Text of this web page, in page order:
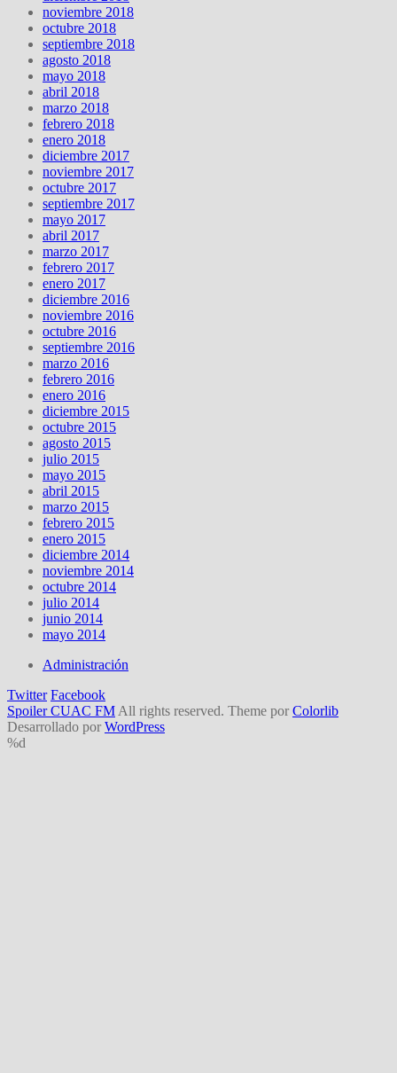
noviembre 2018
octubre 2018
septiembre 2018
agosto 2018
mayo 2018
abril 2018
marzo 2018
febrero 2018
enero 2018
diciembre 2017
noviembre 2017
octubre 2017
septiembre 2017
mayo 2017
abril 2017
marzo 2017
febrero 2017
enero 2017
diciembre 2016
noviembre 2016
octubre 2016
septiembre 2016
marzo 2016
febrero 2016
enero 2016
diciembre 2015
octubre 2015
agosto 2015
julio 2015
mayo 2015
abril 2015
marzo 2015
febrero 2015
enero 2015
diciembre 2014
noviembre 2014
octubre 2014
julio 2014
junio 2014
mayo 2014
Administración
Twitter Facebook
Spoiler CUAC FM All rights reserved. Theme por Colorlib
Desarrollado por WordPress
%d